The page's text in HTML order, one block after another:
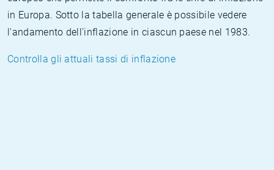
in Europa. Sotto la tabella generale è possibile vedere
l'andamento dell'inflazione in ciascun paese nel 1983.
Controlla gli attuali tassi di inflazione